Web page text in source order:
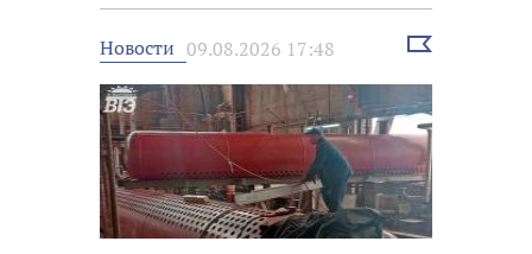
Новости 09.08.2026 17:48
Выбрать